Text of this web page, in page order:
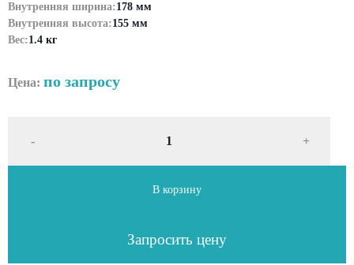
Внутренняя ширина:178 мм
Внутренняя высота:155 мм
Вес:1.4 кг
Цена: по запросу
- +
В корзину
Запросить цену